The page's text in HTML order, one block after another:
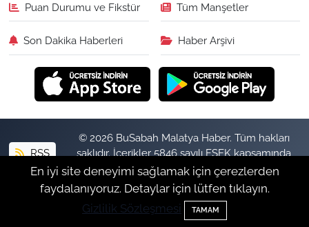
Puan Durumu ve Fikstür Tüm Manşetler
Son Dakika Haberleri Haber Arşivi
RSS
© 2026 BuSabah Malatya Haber. Tüm hakları
saklıdır. İçerikler 5846 sayılı FSEK kapsamında
izinsiz kopyalanamaz.
Haber Yazılımı:TE Bilişim
En iyi site deneyimi sağlamak için çerezlerden
faydalanıyoruz. Detaylar için lütfen tıklayın.
Gizlilik Sözleşmesi
TAMAM